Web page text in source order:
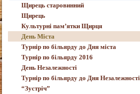
Щирець старовинний
Щирець
Культурні пам’ятки Щирця
День Міста
Турнір по більярду до Дня міста
Турнір по більярду 2016
День Незалежності
Турнір по більярду до Дня Незалежності
“Зустріч”